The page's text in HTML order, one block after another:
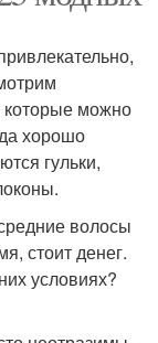
которые можно
хорошо
гульки,
волосы
стоит денег.
условиях?